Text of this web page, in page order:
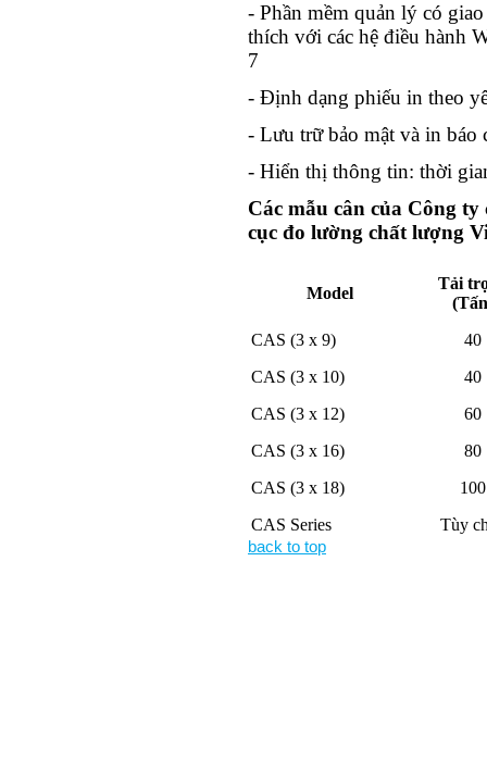
- Phần mềm quản lý có
thích với các hệ điều hành
7
- Định dạng phiếu in theo
- Lưu trữ bảo mật và in báo
- Hiển thị thông tin: thời
Các mẫu cân của Công
cục đo lường chất lượng
Model
Tải
CAS (3 x 9)
40
CAS (3 x 10)
40
CAS (3 x 12)
60
CAS (3 x 16)
80
CAS (3 x 18)
100
CAS Series
Tùy
back to top